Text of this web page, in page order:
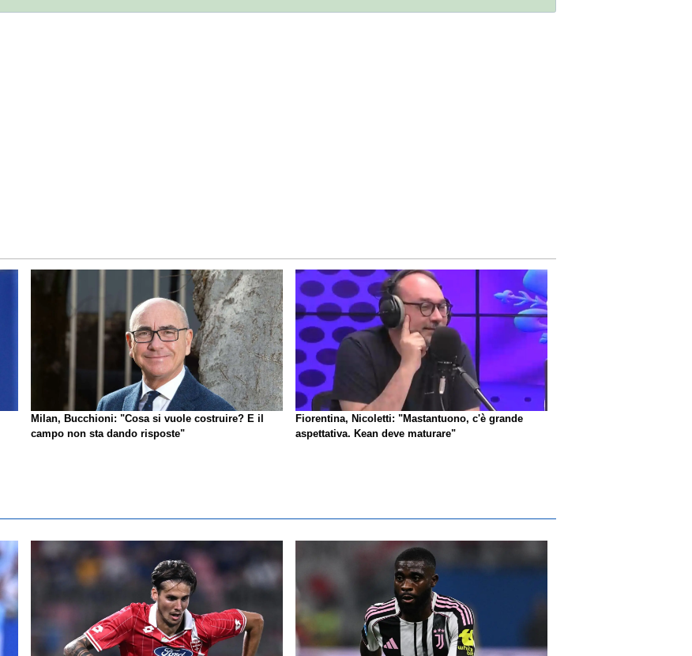
Milan, Bucchioni: "Cosa si vuole costruire? E il
campo non sta dando risposte"
Fiorentina, Nicoletti: "Mastantuono, c'è grande
aspettativa. Kean deve maturare"